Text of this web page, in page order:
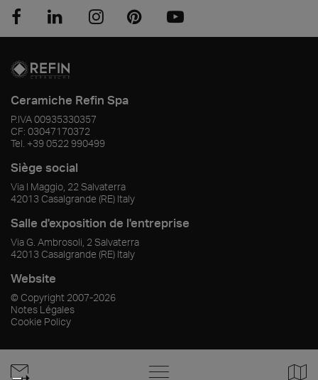
Ceramiche Refin Spa
P.IVA00935330357
CF: 03047170372
Tel. +39 0522 990499
Siège social
Via I Maggio, 22 Salvaterra
42013 Casalgrande (RE) Italy
Salle d'exposition de l'entreprise
Via G. Ambrosoli, 2 Salvaterra
42013 Casalgrande (RE) Italy
Website
© Copyright 2007-2026
Notes Légales
Cookie Policy